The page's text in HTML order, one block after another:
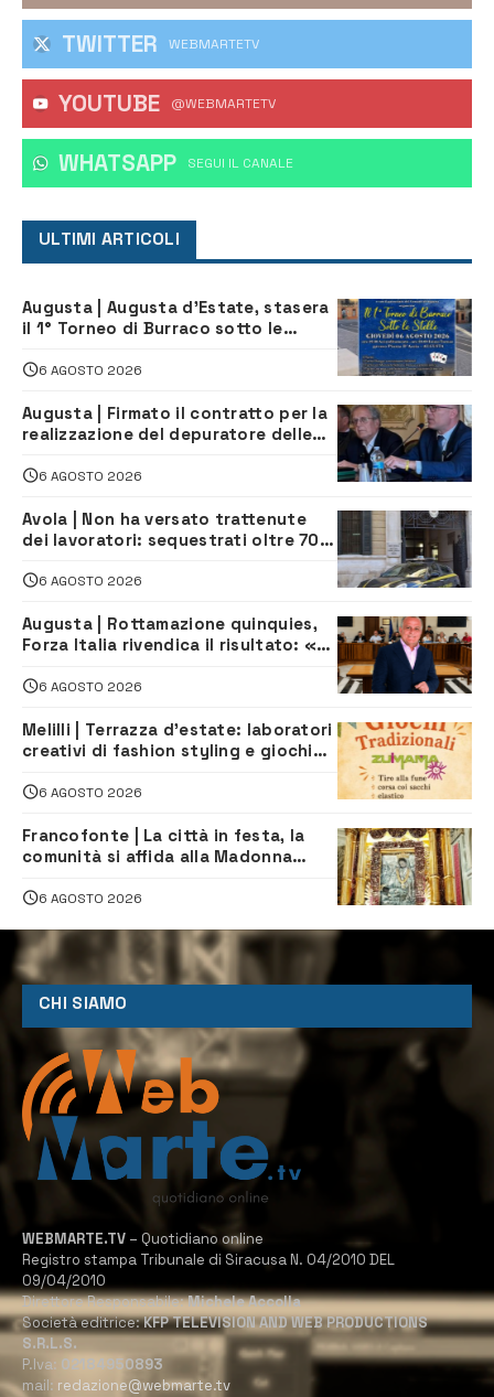
TWITTER WEBMARTETV
YOUTUBE @WEBMARTETV
WHATSAPP ‎SEGUI IL CANALE
ULTIMI ARTICOLI
Augusta | Augusta d’Estate, stasera
il 1° Torneo di Burraco sotto le
6 AGOSTO 2026
Augusta | Firmato il contratto per la
realizzazione del depuratore delle
6 AGOSTO 2026
Avola | Non ha versato trattenute
dei lavoratori: sequestrati oltre 700
climatizzazione
6 AGOSTO 2026
Augusta | Rottamazione quinquies,
Forza Italia rivendica il risultato: «La
6 AGOSTO 2026
Melilli | Terrazza d’estate: laboratori
creativi di fashion styling e giochi
iscriversi
6 AGOSTO 2026
Francofonte | La città in festa, la
comunità si affida alla Madonna
6 AGOSTO 2026
CHI SIAMO
WEBMARTE.TV – Quotidiano online
Registro stampa Tribunale di Siracusa N. 04/2010 DEL
09/04/2010
Direttore Responsabile:Michele Accolla
Società editrice:KFP TELEVISION AND WEB PRODUCTIONS
S.R.L.S.
P.Iva: 02184950893
mail: redazione@webmarte.tv